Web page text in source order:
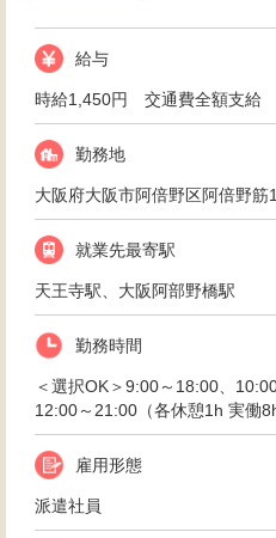
給与
時給1,450円 交通費全額支給
勤務地
大阪府大阪市阿倍野区阿倍野筋
就業先最寄駅
天王寺駅、大阪阿部野橋駅
勤務時間
＜選択OK＞9:00～18:00、
12:00～21:00（各休憩1h 実働
雇用形態
派遣社員